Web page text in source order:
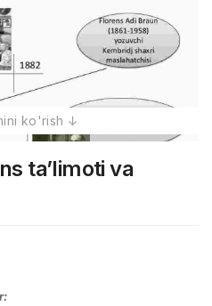
ta’limoti va